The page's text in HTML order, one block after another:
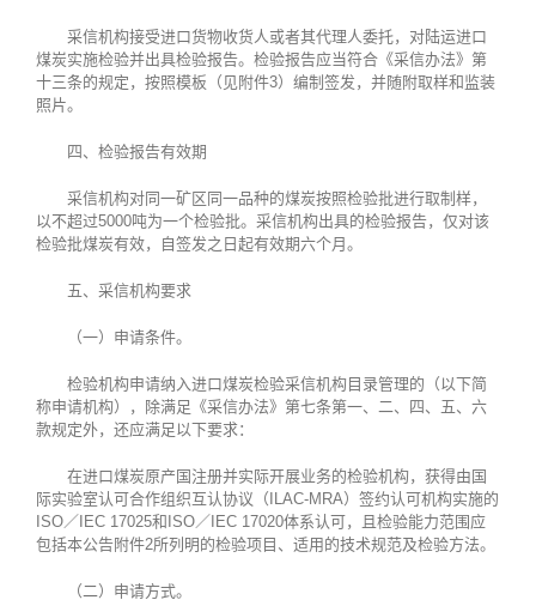
采信机构接受进口货物收货人或者其代理人委托，对陆运进口
煤炭实施检验并出具检验报告。检验报告应当符合《采信办法》第
十三条的规定，按照模板（见附件3）编制签发，并随附取样和监装
照片。
四、检验报告有效期
采信机构对同一矿区同一品种的煤炭按照检验批进行取制样，
以不超过5000吨为一个检验批。采信机构出具的检验报告，仅对该
检验批煤炭有效，自签发之日起有效期六个月。
五、采信机构要求
（一）申请条件。
检验机构申请纳入进口煤炭检验采信机构目录管理的（以下简
称申请机构），除满足《采信办法》第七条第一、二、四、五、六
款规定外，还应满足以下要求：
在进口煤炭原产国注册并实际开展业务的检验机构，获得由国
际实验室认可合作组织互认协议（ILAC-MRA）签约认可机构实施的
ISO／IEC 17025和ISO／IEC 17020体系认可，且检验能力范围应
包括本公告附件2所列明的检验项目、适用的技术规范及检验方法。
（二）申请方式。